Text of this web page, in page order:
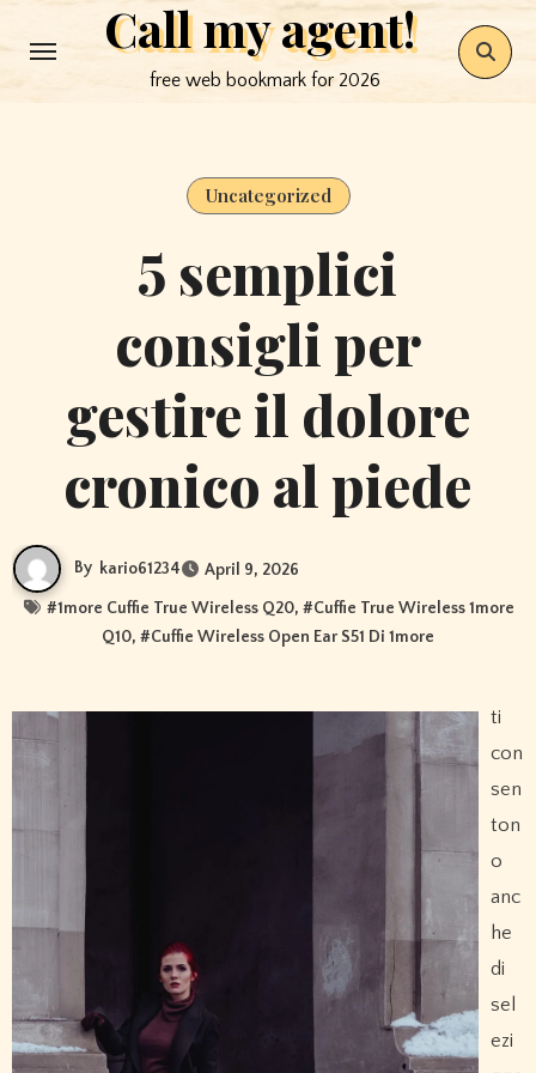
to
Call my agent!
free web bookmark for 2026
Uncategorized
5 semplici
consigli per
gestire il dolore
cronico al piede
By kario61234 April 9, 2026
#1more Cuffie True Wireless Q20, #Cuffie True Wireless 1more
Q10, #Cuffie Wireless Open Ear S51 Di 1more
ti
con
sen
ton
o
anc
he
di
sel
ezi